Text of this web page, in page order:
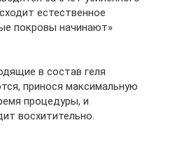
естественное
покровы начинают»
в состав геля
принося максимальную
процедуры, и
восхитительно.